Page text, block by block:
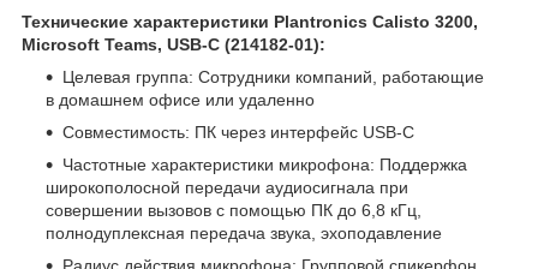
Технические характеристики Plantronics Calisto 3200,
Microsoft Teams, USB-C (214182-01):
Целевая группа: Сотрудники компаний, работающие
в домашнем офисе или удаленно
Совместимость: ПК через интерфейс USB-C
Частотные характеристики микрофона: Поддержка
широкополосной передачи аудиосигнала при
совершении вызовов с помощью ПК до 6,8 кГц,
полнодуплексная передача звука, эхоподавление
Радиус действия микрофона: Групповой спикерфон